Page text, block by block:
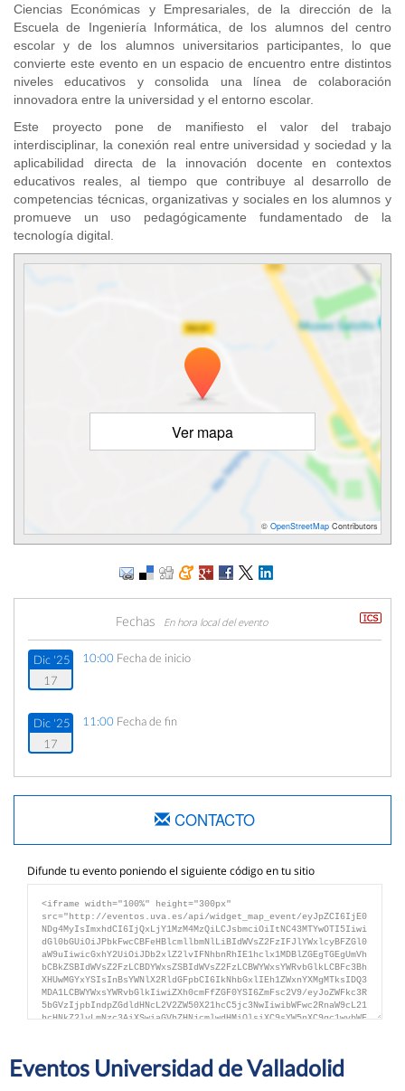
Ciencias Económicas y Empresariales, de la dirección de la
Escuela de Ingeniería Informática, de los alumnos del centro
escolar y de los alumnos universitarios participantes, lo que
convierte este evento en un espacio de encuentro entre distintos
niveles educativos y consolida una línea de colaboración
innovadora entre la universidad y el entorno escolar.
Este proyecto pone de manifiesto el valor del trabajo
interdisciplinar, la conexión real entre universidad y sociedad y la
aplicabilidad directa de la innovación docente en contextos
educativos reales, al tiempo que contribuye al desarrollo de
competencias técnicas, organizativas y sociales en los alumnos y
promueve un uso pedagógicamente fundamentado de la
tecnología digital.
Ver mapa
© OpenStreetMap Contributors
Fechas En hora local del evento
Dic '25
17
10:00 Fecha de inicio
Dic '25
17
11:00 Fecha de fin
CONTACTO
Difunde tu evento poniendo el siguiente código en tu sitio
Eventos Universidad de Valladolid